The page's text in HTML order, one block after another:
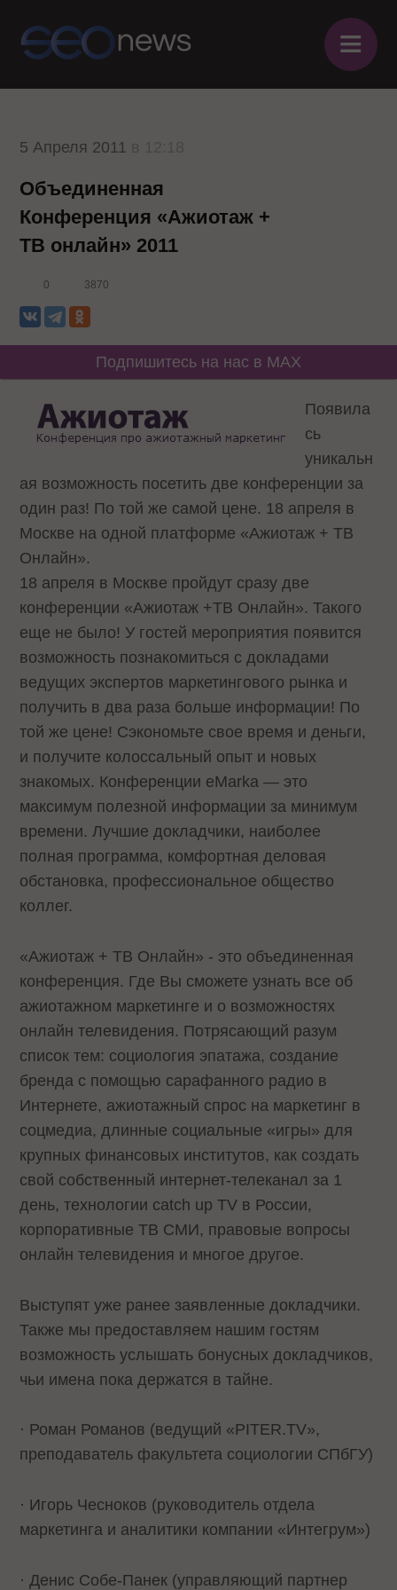
≡
5 Апреля 2011
Объединенная
Конференция «Ажиотаж +
ТВ онлайн» 2011
0 3870
Подпишитесь на нас в MAX
Появила
сь
уникальн
ая возможность посетить две конференции за
один раз! По той же самой цене. 18 апреля в
Москве на одной платформе «Ажиотаж + ТВ
Онлайн».
18 апреля в Москве пройдут сразу две
конференции «Ажиотаж +ТВ Онлайн». Такого
еще не было! У гостей мероприятия появится
возможность познакомиться с докладами
ведущих экспертов маркетингового рынка и
получить в два раза больше информации! По
той же цене! Сэкономьте свое время и деньги,
и получите колоссальный опыт и новых
знакомых. Конференции eMarka — это
максимум полезной информации за минимум
времени. Лучшие докладчики, наиболее
полная программа, комфортная деловая
обстановка, профессиональное общество
коллег.
«Ажиотаж + ТВ Онлайн» - это объединенная
конференция. Где Вы сможете узнать все об
ажиотажном маркетинге и о возможностях
онлайн телевидения. Потрясающий разум
список тем: социология эпатажа, создание
бренда с помощью сарафанного радио в
Интернете, ажиотажный спрос на маркетинг в
соцмедиа, длинные социальные «игры» для
крупных финансовых институтов, как создать
свой собственный интернет-телеканал за 1
день, технологии catch up TV в России,
корпоративные ТВ СМИ, правовые вопросы
онлайн телевидения и многое другое.
Выступят уже ранее заявленные докладчики.
Также мы предоставляем нашим гостям
возможность услышать бонусных докладчиков,
чьи имена пока держатся в тайне.
· Роман Романов (ведущий «PITER.TV»,
преподаватель факультета социологии СПбГУ)
· Игорь Чесноков (руководитель отдела
маркетинга и аналитики компании «Интегрум»)
· Денис Собе-Панек (управляющий партнер